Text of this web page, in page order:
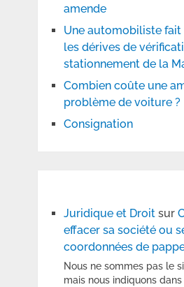
amende
Une automobiliste fait
les dérives de
stationnement de la
Combien coûte une
problème de voiture ?
Consignation
Juridique et Droitsur
effacer sa société ou
coordonnées de
Nous ne sommes pas le
mais nous indiquons